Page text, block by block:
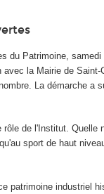
du Patrimoine,
la Mairie de
La démarche a
de l'Institut. Quelle
sport de haut
patrimoine industriel